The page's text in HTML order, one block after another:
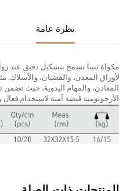
نظرة عامة
لأوراق المعدن، والقضبان، والأسلاك.
الأرجونومية قبضة آمنة لاستخدام فعال